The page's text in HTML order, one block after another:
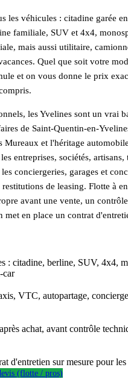
les véhicules : citadine garée
familiale, SUV et 4x4,
mais aussi utilitaire,
Quel que soit votre
et on vous donne le prix
les Yvelines sont un vrai
de Saint-Quentin-en-
Mureaux et l'héritage
entreprises, sociétés,
conciergeries, garages et
de leasing. Flotte à
avant une vente, un
met en place un contrat
: citadine, berline, SUV, 4x4,
car
VTC, autopartage,
achat, avant contrôle
d'entretien sur mesure pour
(flotte / pros)